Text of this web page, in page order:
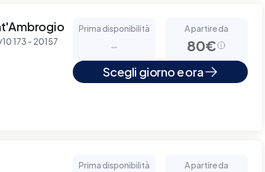
173 - 20157
Prima disponibilità
-
A partire da
80€
Scegli giorno e ora
Prima disponibilità A partire da